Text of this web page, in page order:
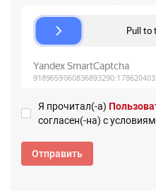
Я прочитал(-а)
согласен(-на) с
Отправить